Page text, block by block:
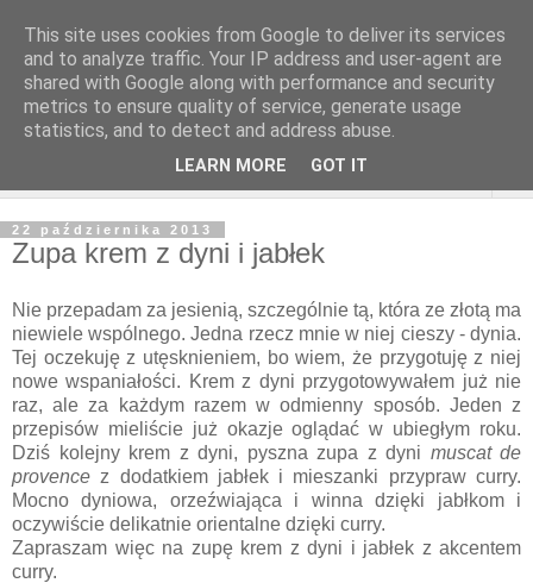
22 października 2013
Zupa krem z dyni i jabłek
Nie przepadam za jesienią, szczególnie tą, która ze złotą ma
niewiele wspólnego. Jedna rzecz mnie w niej cieszy - dynia.
Tej oczekuję z utęsknieniem, bo wiem, że przygotuję z niej
nowe wspaniałości. Krem z dyni przygotowywałem już nie
raz, ale za każdym razem w odmienny sposób. Jeden z
przepisów mieliście już okazje oglądać w ubiegłym roku.
Dziś kolejny krem z dyni, pyszna zupa z dyni muscat de
provence z dodatkiem jabłek i mieszanki przypraw curry.
Mocno dyniowa, orzeźwiająca i winna dzięki jabłkom i
oczywiście delikatnie orientalne dzięki curry.
Zapraszam więc na zupę krem z dyni i jabłek z akcentem
curry.
This site uses cookies from Google to deliver its services
and to analyze traffic. Your IP address and user-agent are
shared with Google along with performance and security
metrics to ensure quality of service, generate usage
statistics, and to detect and address abuse.
LEARN MORE GOT IT